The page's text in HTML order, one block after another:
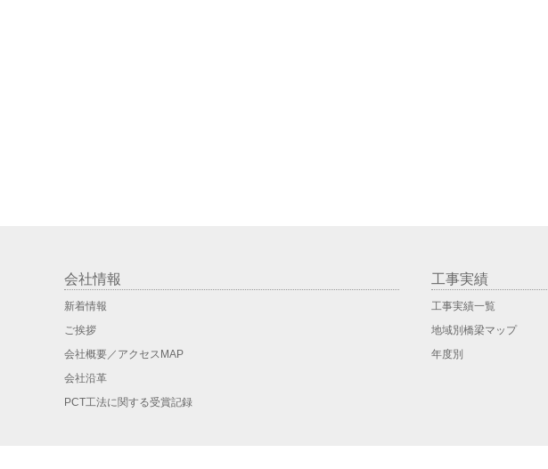
会社情報
新着情報
ご挨拶
会社概要／アクセスMAP
会社沿革
PCT工法に関する受賞記録
工事実績
工事実績一覧
地域別橋梁マップ
年度別